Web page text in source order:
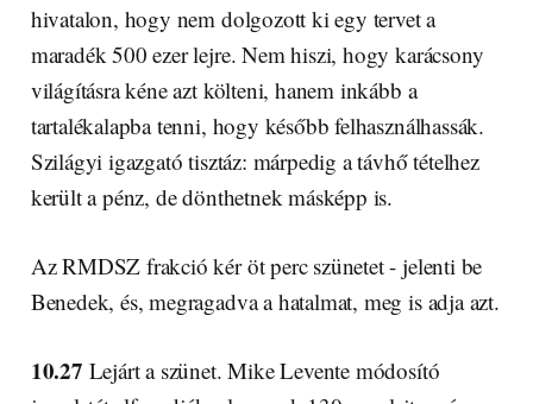
hivatalon, hogy nem dolgozott ki egy tervet a
maradék 500 ezer lejre. Nem hiszi, hogy karácsony
világításra kéne azt költeni, hanem inkább a
tartalékalapba tenni, hogy később felhasználhassák.
Szilágyi igazgató tisztáz: márpedig a távhő tételhez
került a pénz, de dönthetnek másképp is.
Az RMDSZ frakció kér öt perc szünetet - jelenti be
Benedek, és, megragadva a hatalmat, meg is adja azt.
10.27 Lejárt a szünet. Mike Levente módosító